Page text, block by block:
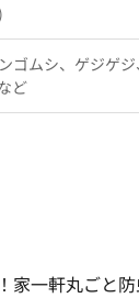
ゴムシ、ゲジゲ
ど
一軒丸ごと